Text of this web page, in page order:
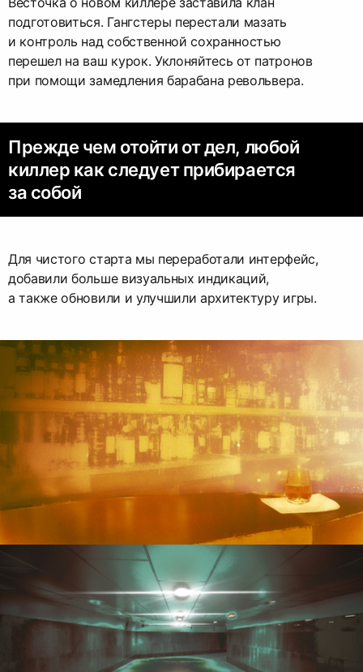
подготовиться. Гангстеры перестали мазать
и контроль над собственной сохранностью
перешел на ваш курок. Уклоняйтесь от патронов
при помощи замедления барабана револьвера.
Прежде чем отойти от дел, любой
киллер как следует прибирается
за собой
Для чистого старта мы переработали интерфейс,
добавили больше визуальных индикаций,
а также обновили и улучшили архитектуру игры.